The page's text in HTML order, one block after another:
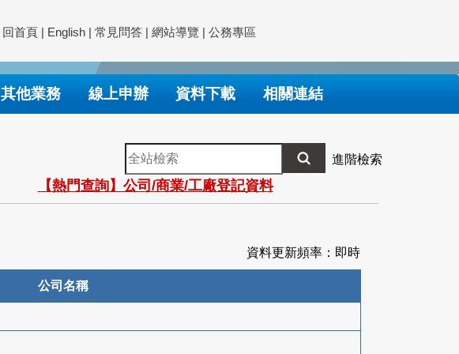
回首頁 | English | 常見問答 | 網站導覽 | 公務專區
其他業務 線上申辦 資料下載 相關連結
全
站
檢
索
進階檢索
【熱門查詢】公司/商業/工廠登記資料
資料更新頻率：即時
公司名稱